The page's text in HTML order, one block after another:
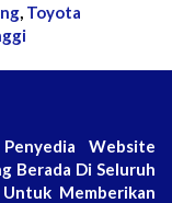
, Toyota
Website
Berada Di Seluruh
Memberikan